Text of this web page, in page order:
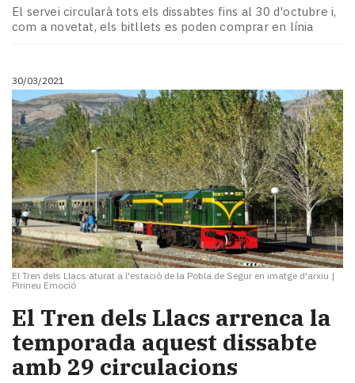
El servei circularà tots els dissabtes fins al 30 d'octubre i,
com a novetat, els bitllets es poden comprar en línia
30/03/2021
El Tren dels Llacs aturat a l'estació de la Pobla de Segur en imatge d'arxiu |
Pirineu Emoció
El Tren dels Llacs arrenca la
temporada aquest dissabte
amb 29 circulacions